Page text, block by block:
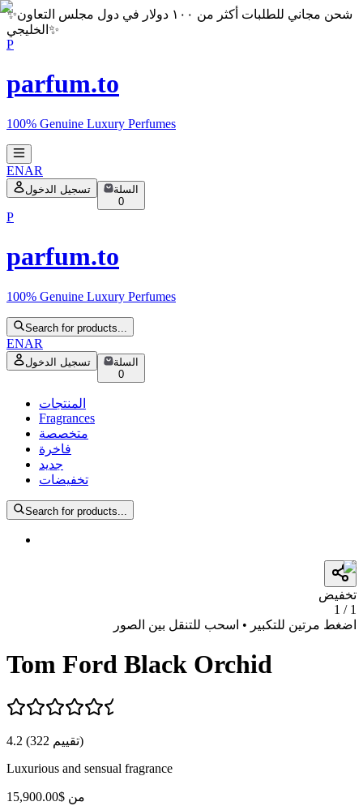
✨شحن مجاني للطلبات أكثر من ١٠٠ دولار في دول مجلس التعاون
الخليجي ✨
P
parfum.to
100% Genuine Luxury Perfumes
ENAR
تسجيل الدخول
السلة
0
P
parfum.to
100% Genuine Luxury Perfumes
Search for products...
ENAR
تسجيل الدخول
السلة
0
المنتجات
Fragrances
متخصصة
فاخرة
جديد
تخفيضات
Search for products...
تخفيض
1
/
1
اضغط مرتين للتكبير • اسحب للتنقل بين الصور
Tom Ford Black Orchid
4.2 (322 تقييم)
Luxurious and sensual fragrance
من $15,900.00